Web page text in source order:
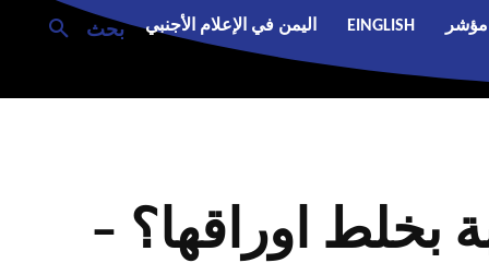
بحث مؤشر EINGLISH اليمن في الإعلام الأجنبي
بخلط اوراقها؟ –